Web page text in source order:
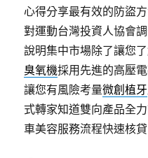
心得分享最有效的防盜
對運動台灣投資人協會
說明集中市場除了讓您
臭氧機採用先進的高壓
讓您有風險考量微創植牙
式轉家知道雙向產品全
車美容服務流程快速核貸